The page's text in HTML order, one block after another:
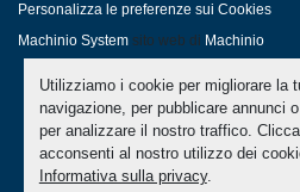
Utilizziamo i cookie per migliorare la
navigazione, per pubblicare annunci
per analizzare il nostro traffico.
acconsenti al nostro utilizzo dei
Informativa sulla privacy.
Personalizza le preferenze sui Cookies
Machinio System sito web di Machinio
- LINKEDIN -